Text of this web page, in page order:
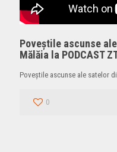
Poveştile ascunse
Mălăia la PODCAST
Poveştile ascunse ale satelor
0